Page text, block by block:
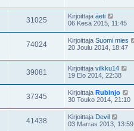
31025 Kirjoittaja äeti
06 Kesä 2015, 11:45
74024 Kirjoittaja Suomi mies
20 Joulu 2014, 18:47
39081 Kirjoittaja vilkku14
19 Elo 2014, 22:38
37345 Kirjoittaja Rubinjo
30 Touko 2014, 21:10
41438 Kirjoittaja Devil
03 Marras 2013, 13:59